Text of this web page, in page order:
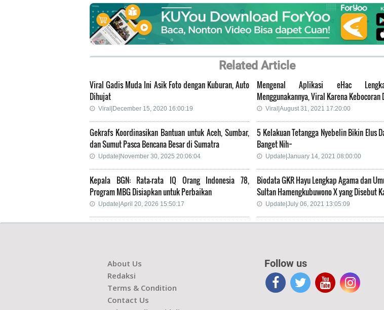
Related Article
Viral Gadis Muda Ini Asik Foto dengan Kuburan, Auto
Dihujat
Viral|December 15, 2020 16:00:19
Mengenal Aplikasi eHac
Menggunakannya, Viral Karena Kebocoran
Viral|August 31, 2021 17:20:00
Gekrafs Koordinasikan Bantuan untuk Aceh, Sumbar,
dan Sumut Pasca Bencana Besar di Sumatra
Update|November 30, 2025 20:06:04
5 Kelakuan Tetangga Nyebelin Bikin Elus
Banget Nih~
Update|January 14, 2021 08:00:00
Kepala BGN: Rata-rata IQ Orang Indonesia 78,
Program MBG Disiapkan untuk Perbaikan
Update|April 20, 2026 15:50:17
Biodata GKR Hayu Lengkap Agama dan
Sultan Hamengkubuwono X yang Disebut
Update|July 06, 2021 13:05:09
About Us
Redaksi
Terms & Condition
Contact Us
Follow us